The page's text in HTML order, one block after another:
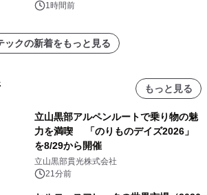
1時間前
ックの新着をもっと見る
もっと見る
立山黒部アルペンルートで乗り物の魅
力を満喫 「のりものデイズ2026」
を8/29から開催
立山黒部貫光株式会社
21分前